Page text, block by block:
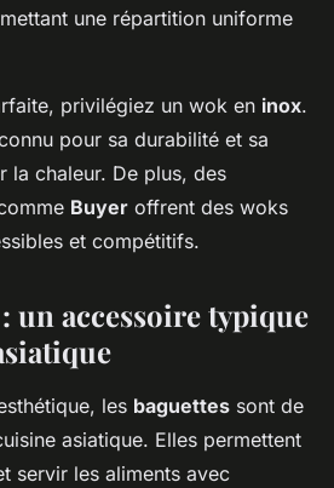
une répartition uniforme
privilégiez un wok en inox.
pour sa durabilité et sa
la chaleur. De plus, des
Buyer offrent des woks
et compétitifs.
un accessoire typique
les baguettes sont de
asiatique. Elles permettent
servir les aliments avec